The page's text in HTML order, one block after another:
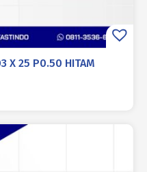
X 25 P0.50 HITAM